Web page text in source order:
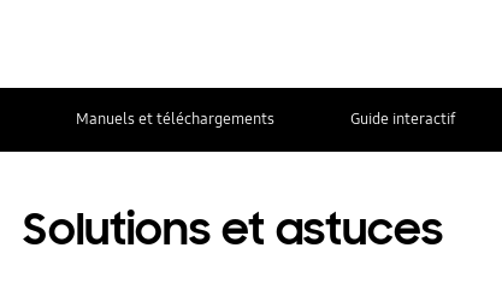
Manuels et téléchargements Guide interactif
Solutions et astuces